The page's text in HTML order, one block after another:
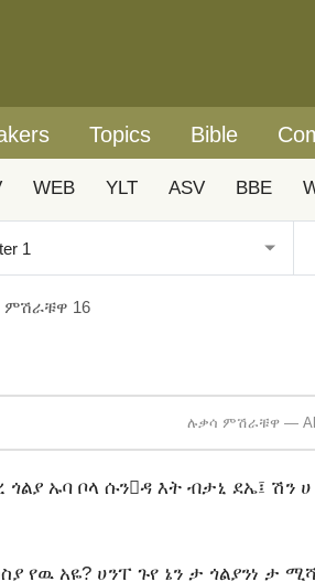
Topics Bible
WEB YLT ASV BBE
ምሽራቹዋ 16
ሉቃሳ ምሽራቹዋ — All
ጎልያ ኡባ ቦላ ሱንዳ እት ብታኒ ደኤ፤ ሽን
የዉ አዬ? ሀንፐ ጉየ ኔን ታ ጎልያንነ ታ